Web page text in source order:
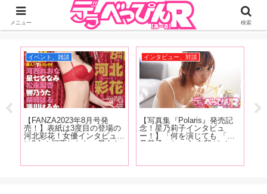
ジーオーティーが運営するちょっとHなニュースサイ。サイト内のリンクには
DMMアフィリエイトが含まれているものがあります
イベント、雑談
【FANZA2023年8月号発
売！】表紙は3度目の登場の
河北彩花！女優インタビュー
は9人！河西れおな、星七な
花乃、夏目響、東條なつ！抜
インタビュー、対談
【写真集『Polaris』発売記
念！星乃莉子インタビュ
ー！】「何を演じても 「星
乃莉子」という 自我がバー
いうか カメレオン女優にな
メニュー 検索